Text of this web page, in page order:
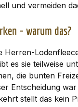
und vermeiden
– warum das?
Herren-
es sie teilweise
die bunten
Entscheidung
stellt das kein